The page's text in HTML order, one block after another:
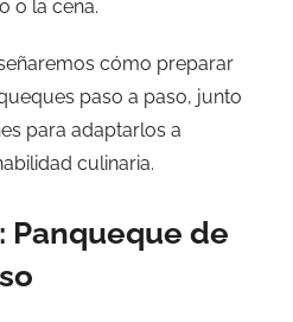
o la cena.
cómo preparar
paso a paso, junto
para adaptarlos a
culinaria.
Panqueque de